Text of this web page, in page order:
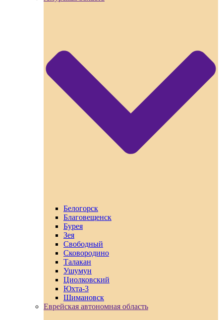
Белогорск
Благовещенск
Бурея
Зея
Свободный
Сковородино
Талакан
Ушумун
Циолковский
Юхта-3
Шимановск
Еврейская автономная область